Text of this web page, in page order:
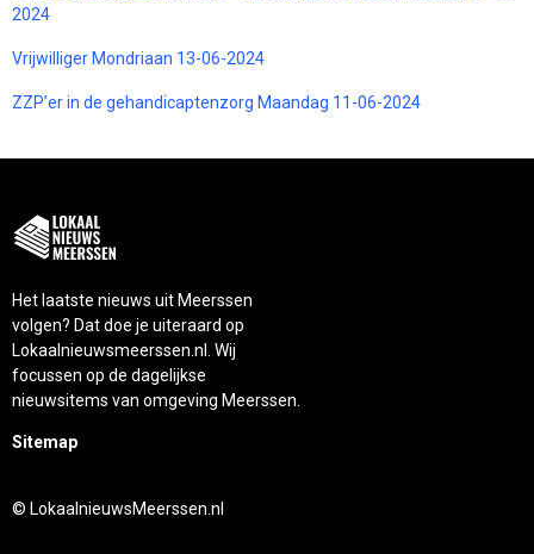
2024
Vrijwilliger Mondriaan 13-06-2024
ZZP’er in de gehandicaptenzorg Maandag 11-06-2024
Het laatste nieuws uit Meerssen
volgen? Dat doe je uiteraard op
Lokaalnieuwsmeerssen.nl. Wij
focussen op de dagelijkse
nieuwsitems van omgeving Meerssen.
Sitemap
© LokaalnieuwsMeerssen.nl